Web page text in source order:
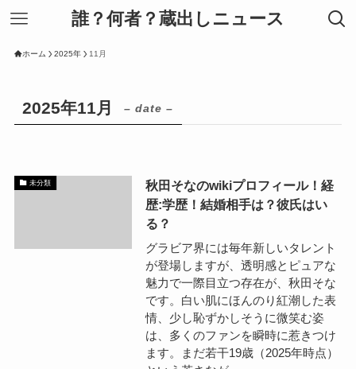
誰？何者？蔵出しニュース
ホーム 2025年 11月
2025年11月 – date –
未分類
秋田そなのwikiプロフィール！経
歴:学歴！結婚相手は？彼氏はい
る？
グラビア界には毎年新しいタレント
が登場しますが、透明感とピュアな
魅力で一際目立つ存在が、秋田そな
です。白い肌にほんのり紅潮した表
情、少し恥ずかしそうに微笑む姿
は、多くのファンを瞬時に惹きつけ
ます。まだ若干19歳（2025年時点）